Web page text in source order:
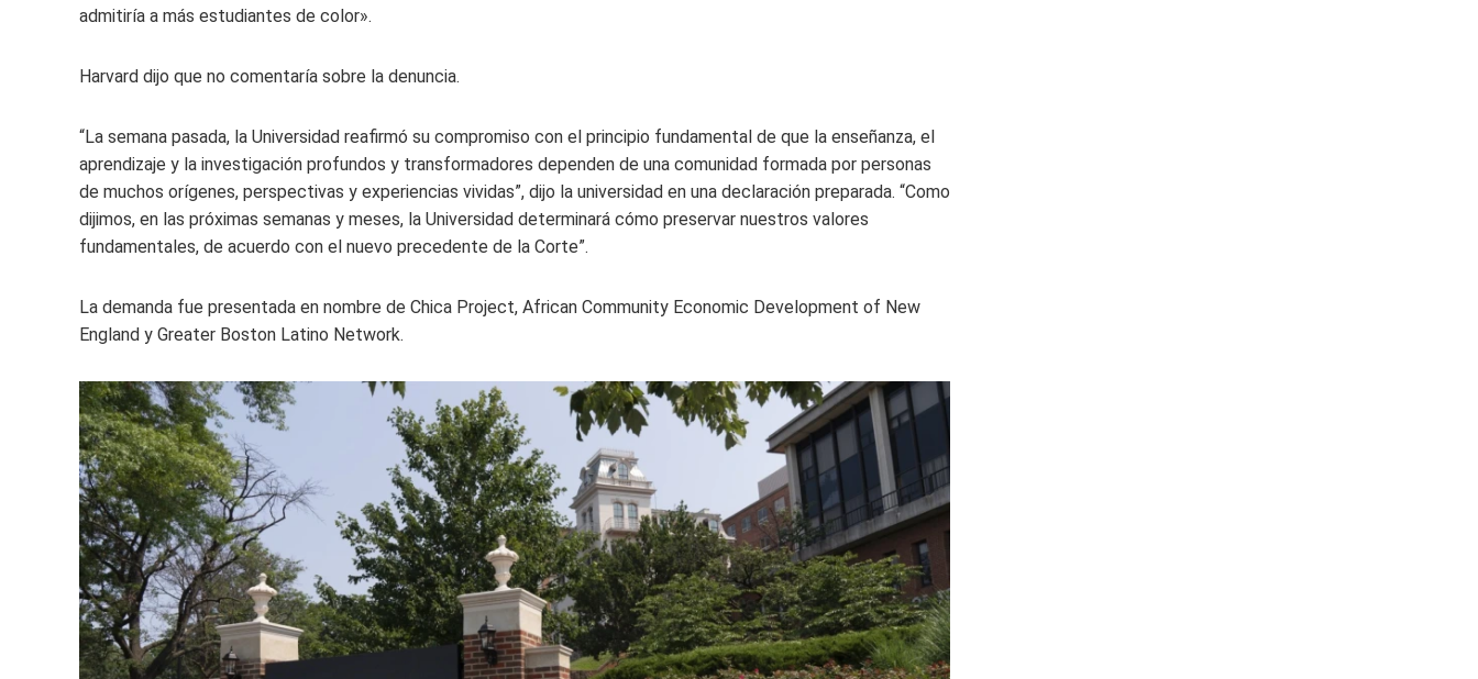
admitiría a más estudiantes de color».
Harvard dijo que no comentaría sobre la denuncia.
“La semana pasada, la Universidad reafirmó su compromiso con el principio fundamental de que la enseñanza, el
aprendizaje y la investigación profundos y transformadores dependen de una comunidad formada por personas
de muchos orígenes, perspectivas y experiencias vividas”, dijo la universidad en una declaración preparada. “Como
dijimos, en las próximas semanas y meses, la Universidad determinará cómo preservar nuestros valores
fundamentales, de acuerdo con el nuevo precedente de la Corte”.
La demanda fue presentada en nombre de Chica Project, African Community Economic Development of New
England y Greater Boston Latino Network.